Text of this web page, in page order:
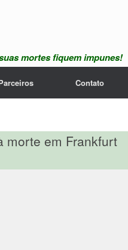
mortes fiquem impunes!
Contato
morte em Frankfurt